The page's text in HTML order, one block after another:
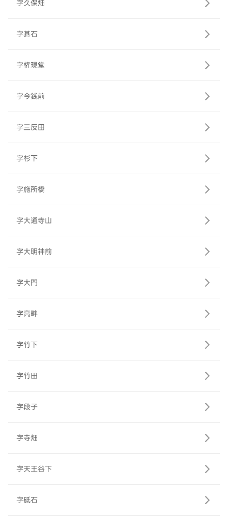
字久保畑
字碁石
字権現堂
字今銭前
字三反田
字杉下
字施所橋
字大通寺山
字大明神前
字大門
字高畔
字竹下
字竹田
字段子
字寺畑
字天王谷下
字砥石